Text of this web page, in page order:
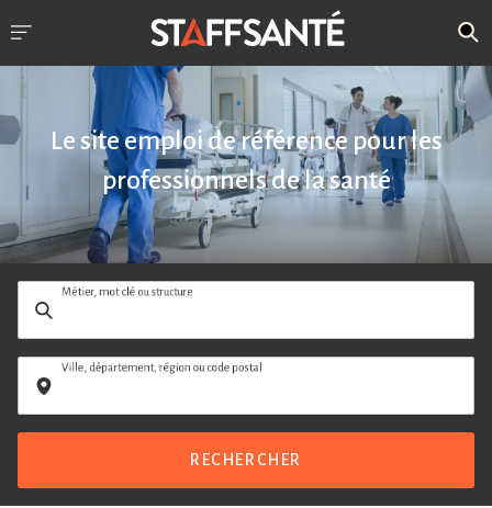
Le site emploi de référence pour les
professionnels de la santé
Métier, mot clé ou structure
Ville, département, région ou code postal
RECHERCHER